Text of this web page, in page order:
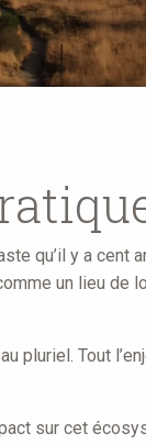
qu’il y a
un lieu
pluriel. Tout
sur cet